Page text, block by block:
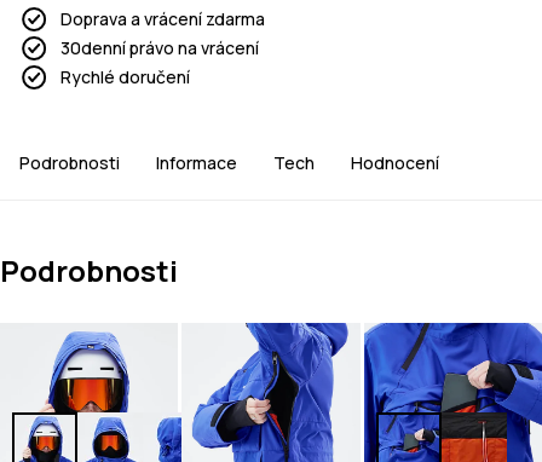
Doprava a vrácení zdarma
30denní právo na vrácení
Rychlé doručení
Podrobnosti Informace Tech Hodnocení
Podrobnosti